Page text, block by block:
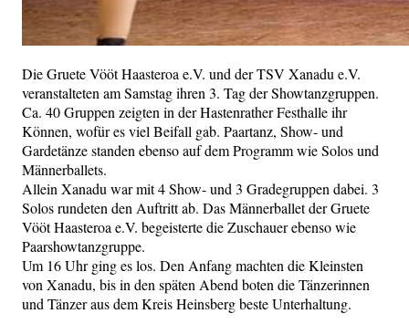
Die Gruete Vööt Haasteroa e.V. und der TSV Xanadu e.V.
veranstalteten am Samstag ihren 3. Tag der Showtanzgruppen.
Ca. 40 Gruppen zeigten in der Hastenrather Festhalle ihr
Können, wofür es viel Beifall gab. Paartanz, Show- und
Gardetänze standen ebenso auf dem Programm wie Solos und
Männerballets.
Allein Xanadu war mit 4 Show- und 3 Gradegruppen dabei. 3
Solos rundeten den Auftritt ab. Das Männerballet der Gruete
Vööt Haasteroa e.V. begeisterte die Zuschauer ebenso wie
Paarshowtanzgruppe.
Um 16 Uhr ging es los. Den Anfang machten die Kleinsten
von Xanadu, bis in den späten Abend boten die Tänzerinnen
und Tänzer aus dem Kreis Heinsberg beste Unterhaltung.